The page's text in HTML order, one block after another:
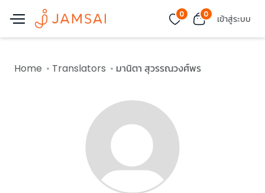
0 0 เข้าสู่ระบบ
Home Translators มานิตา สุวรรณวงศ์พร